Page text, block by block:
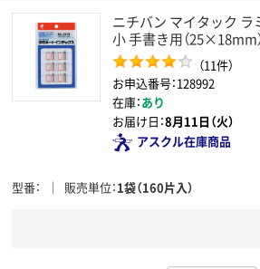
ニチバン マイタック
小 手書き用（25×18mm
（11件）
お申込番号：128992
在庫：あり
お届け日：8月11日（火）
アスクル在庫商品
型番 販売単位 1袋（160片入）